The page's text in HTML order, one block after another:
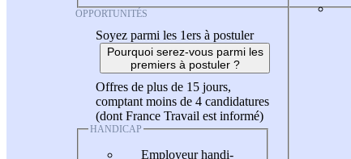
OPPORTUNITÉS
Soyez parmi les 1ers à postuler
Pourquoi serez-vous parmi les
premiers à postuler ?
Offres de plus de 15 jours,
comptant moins de 4 candidatures
(dont France Travail est informé)
HANDICAP
Employeur handi-